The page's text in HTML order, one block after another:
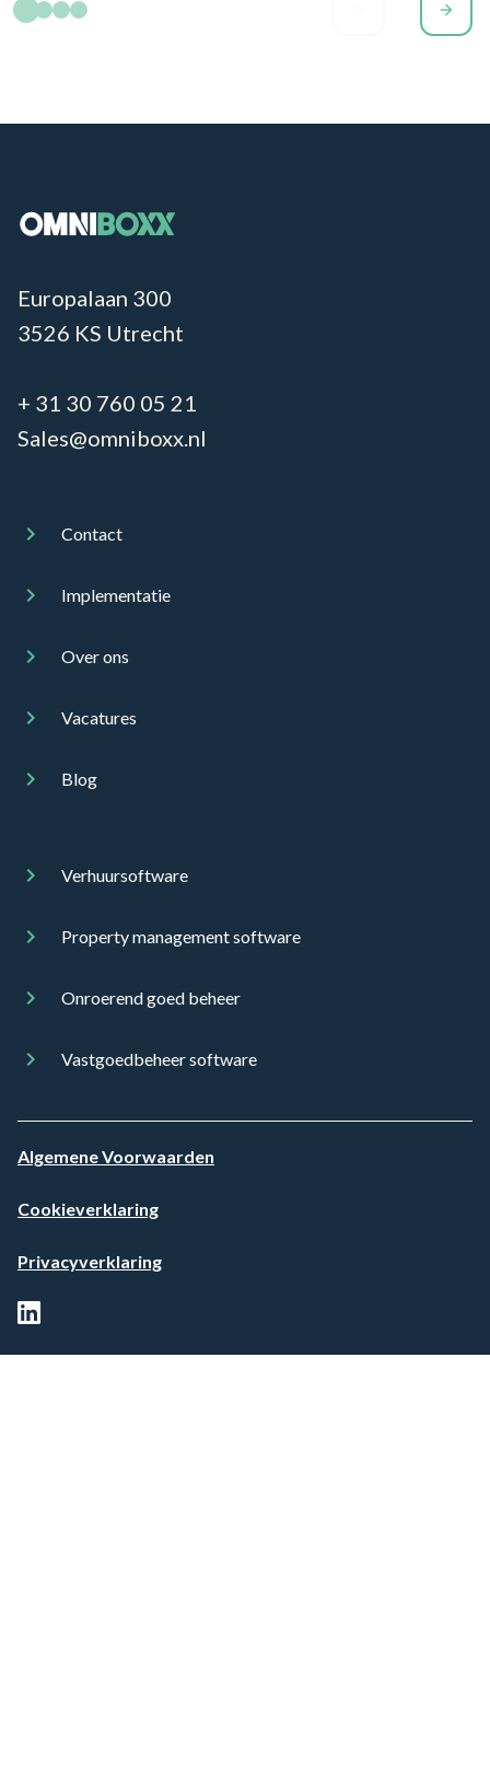
arrow_forward
Europalaan 300
3526 KS Utrecht
+ 31 30 760 05 21
Sales@omniboxx.nl
Contact
Implementatie
Over ons
Vacatures
Blog
Verhuursoftware
Property management software
Onroerend goed beheer
Vastgoedbeheer software
Algemene Voorwaarden
Cookieverklaring
Privacyverklaring